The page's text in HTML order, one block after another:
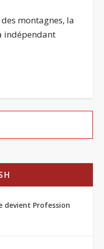
montagnes, la
indépendant
devient Profession